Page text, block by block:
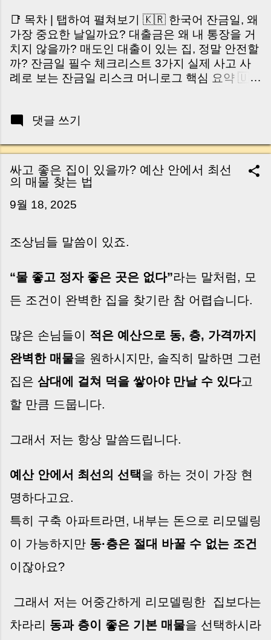
📑 목차 | 탭하여 펼쳐보기 🇰🇷 한국어 잔금일, 왜
가장 중요한 날일까요? 대출금은 왜 내 통장을 거
치지 않을까? 매도인 대출이 있는 집, 정말 안전할
까? 잔금일 필수 체크리스트 3가지 실제 사고 사
례로 보는 잔금일 리스크 머니로그 핵심 요약 🇺🇸
Safe If the Seller Has a Loan? 3 Must-Check
to Avoid MoneyLog Key Takeaway 혹시 이런 생
각 해보신 적 있으신가요? “잔금일… 그냥 돈 보내
고 끝나는 거 아닌가요?” 하지만 현장에서 보면 전
는 날’이 아니라, 수천만 원, 많게는 수억 원이 한
제가 중개 현장에서 겪었던 일입니다. 금요일 오후
어떤 분은 이렇게 말씀하십니다. “내 대출인데 왜
내 통장으로 안 들어오죠?” “매도인이 대출 안 갚
잔금일에 실제로 돈이 어떻게 움직이는지, 왜 사고
가 나는지, 그리고 무엇을 꼭 준비해야 하는지 중
글 하나만 제대로 이해하시면, 잔금일이 더 이상
두려운 날이 아니라 “내 집을 완성하는 마지막 퍼
즐” 이 될 수 있습니다. | Introduction (Tap to
“Closing day…...
댓글 쓰기
싸고 좋은 집이 있을까? 예산 안에서 최선
의 매물 찾는 법
9월 18, 2025
조상님들 말씀이 있죠.
“물 좋고 정자 좋은 곳은 없다”라는 말처럼, 모
든 조건이 완벽한 집을 찾기란 참 어렵습니다.
많은 손님들이 적은 예산으로 동, 층, 가격까지
완벽한 매물을 원하시지만, 솔직히 말하면 그런
집은 삼대에 걸쳐 덕을 쌓아야 만날 수 있다고
할 만큼 드뭅니다.
그래서 저는 항상 말씀드립니다.
예산 안에서 최선의 선택을 하는 것이 가장 현
명하다고요.
특히 구축 아파트라면, 내부는 돈으로 리모델링
이 가능하지만 동·층은 절대 바꿀 수 없는 조건
이잖아요?
그래서 저는 어중간하게 리모델링한 집보다는
차라리 동과 층이 좋은 기본 매물을 선택하시라